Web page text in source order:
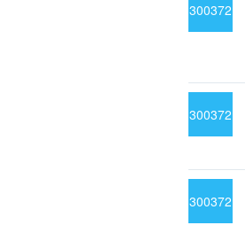
300372
300372
300372